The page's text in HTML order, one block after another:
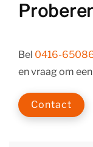
Bel 0416-
en vraag om
Contact